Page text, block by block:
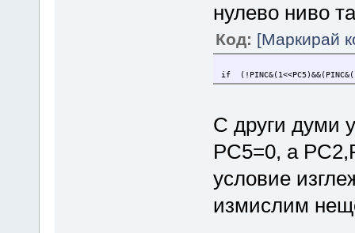
нулево ниво
Код: [Маркирай
if
С други думи
PC5=0, a
условие
измислим